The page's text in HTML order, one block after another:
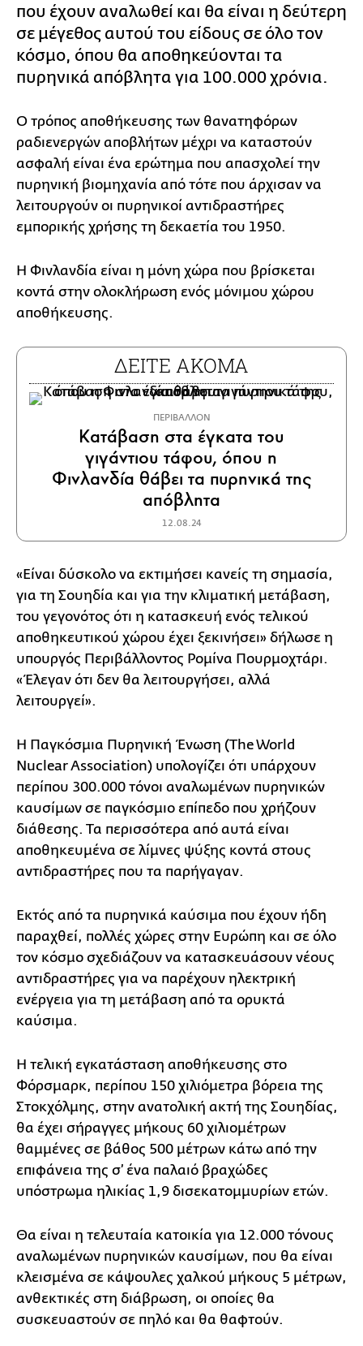
που έχουν αναλωθεί και θα είναι η δεύτερη
σε μέγεθος αυτού του είδους σε όλο τον
κόσμο, όπου θα αποθηκεύονται τα
πυρηνικά απόβλητα για 100.000 χρόνια.
Ο τρόπος αποθήκευσης των θανατηφόρων
ραδιενεργών αποβλήτων μέχρι να καταστούν
ασφαλή είναι ένα ερώτημα που απασχολεί την
πυρηνική βιομηχανία από τότε που άρχισαν να
λειτουργούν οι πυρηνικοί αντιδραστήρες
εμπορικής χρήσης τη δεκαετία του 1950.
Η Φινλανδία είναι η μόνη χώρα που βρίσκεται
κοντά στην ολοκλήρωση ενός μόνιμου χώρου
αποθήκευσης.
ΔΕΙΤΕ ΑΚΟΜΑ
ΠΕΡΙΒΑΛΛΟΝ
Κατάβαση στα έγκατα του
γιγάντιου τάφου, όπου η
Φινλανδία θάβει τα πυρηνικά της
απόβλητα
12.08.24
«Είναι δύσκολο να εκτιμήσει κανείς τη σημασία,
για τη Σουηδία και για την κλιματική μετάβαση,
του γεγονότος ότι η κατασκευή ενός τελικού
αποθηκευτικού χώρου έχει ξεκινήσει» δήλωσε η
υπουργός Περιβάλλοντος Ρομίνα Πουρμοχτάρι.
«Έλεγαν ότι δεν θα λειτουργήσει, αλλά
λειτουργεί».
Η Παγκόσμια Πυρηνική Ένωση (The World
Nuclear Association) υπολογίζει ότι υπάρχουν
περίπου 300.000 τόνοι αναλωμένων πυρηνικών
καυσίμων σε παγκόσμιο επίπεδο που χρήζουν
διάθεσης. Τα περισσότερα από αυτά είναι
αποθηκευμένα σε λίμνες ψύξης κοντά στους
αντιδραστήρες που τα παρήγαγαν.
Εκτός από τα πυρηνικά καύσιμα που έχουν ήδη
παραχθεί, πολλές χώρες στην Ευρώπη και σε όλο
τον κόσμο σχεδιάζουν να κατασκευάσουν νέους
αντιδραστήρες για να παρέχουν ηλεκτρική
ενέργεια για τη μετάβαση από τα ορυκτά
καύσιμα.
Η τελική εγκατάσταση αποθήκευσης στο
Φόρσμαρκ, περίπου 150 χιλιόμετρα βόρεια της
Στοκχόλμης, στην ανατολική ακτή της Σουηδίας,
θα έχει σήραγγες μήκους 60 χιλιομέτρων
θαμμένες σε βάθος 500 μέτρων κάτω από την
επιφάνεια της σ’ ένα παλαιό βραχώδες
υπόστρωμα ηλικίας 1,9 δισεκατομμυρίων ετών.
Θα είναι η τελευταία κατοικία για 12.000 τόνους
αναλωμένων πυρηνικών καυσίμων, που θα είναι
κλεισμένα σε κάψουλες χαλκού μήκους 5 μέτρων,
ανθεκτικές στη διάβρωση, οι οποίες θα
συσκευαστούν σε πηλό και θα θαφτούν.